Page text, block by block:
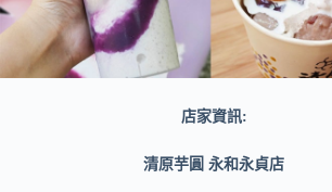
店家資訊:
清原芋圓 永和永貞店